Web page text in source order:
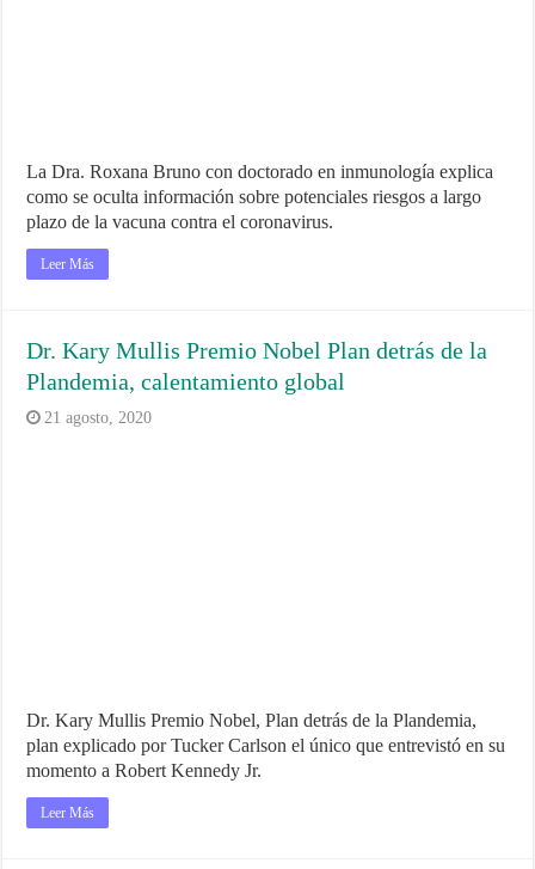
La Dra. Roxana Bruno con doctorado en inmunología explica
como se oculta información sobre potenciales riesgos a largo
plazo de la vacuna contra el coronavirus.
Leer Más
Dr. Kary Mullis Premio Nobel Plan detrás de la
Plandemia, calentamiento global
21 agosto, 2020
Dr. Kary Mullis Premio Nobel, Plan detrás de la Plandemia,
plan explicado por Tucker Carlson el único que entrevistó en su
momento a Robert Kennedy Jr.
Leer Más